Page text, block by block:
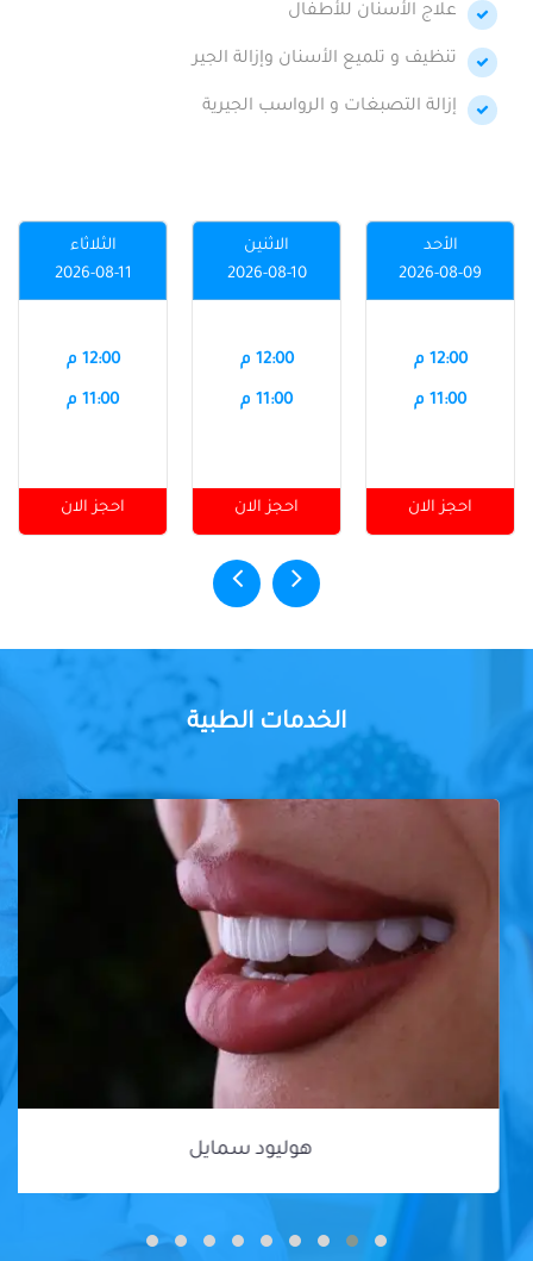
علاج الأسنان للأطفال
تنظيف و تلميع الأسنان وإزالة الجير
إزالة التصبغات و الرواسب الجيرية
الأحد
2026-08-09
12:00 م
11:00 م
احجز الان
الاثنين
2026-08-10
12:00 م
11:00 م
احجز الان
الثلاثاء
2026-08-11
12:00 م
11:00 م
احجز الان
الخدمات الطبية
هوليود سمايل